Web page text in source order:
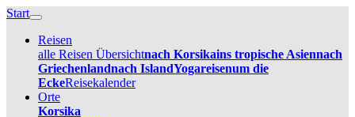
Start
Reisen
alle Reisen Übersichtnach Korsikains tropische Asiennach
Griechenlandnach IslandYogareisenum die
EckeReisekalender
Orte
Korsika